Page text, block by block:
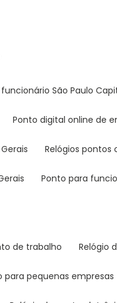
São Paulo
ponto digital online de
relógios pontos
ponto para
de trabalho relógio
para pequenas empresas